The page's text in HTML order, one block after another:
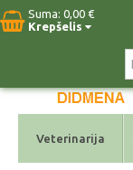
Suma: 0,00 €
Krepšelis
Veterinarija